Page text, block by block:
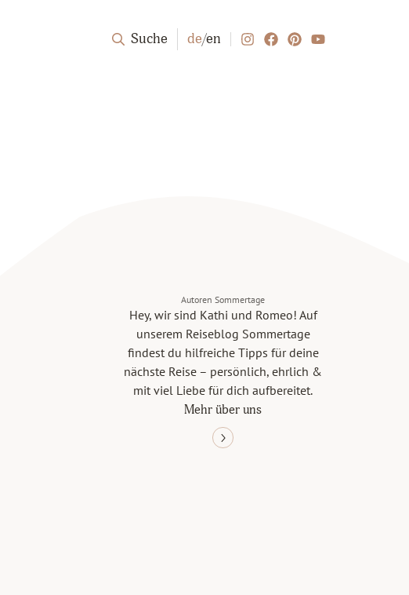
Suche de/en
Autoren Sommertage
Hey, wir sind Kathi und Romeo! Auf
unserem Reiseblog Sommertage
findest du hilfreiche Tipps für deine
nächste Reise – persönlich, ehrlich &
mit viel Liebe für dich aufbereitet.
Mehr über uns